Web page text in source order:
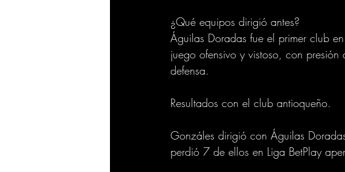
¿Qué equipos dirigió antes?
Águilas Doradas fue el primer club
juego ofensivo y vistoso, con
defensa.
Resultados con el club antioqueño.
Gonzáles dirigió con Águilas
perdió 7 de ellos en Liga BetPlay